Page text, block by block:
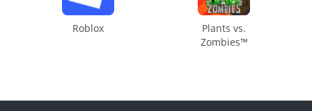
Roblox
Plants vs.
Zombies™